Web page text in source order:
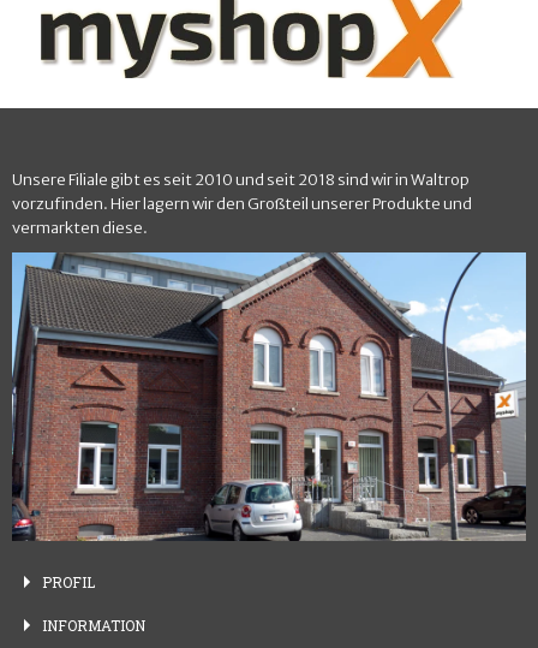
Unsere Filiale gibt es seit 2010 und seit 2018 sind wir in Waltrop
vorzufinden. Hier lagern wir den Großteil unserer Produkte und
vermarkten diese.
PROFIL
INFORMATION